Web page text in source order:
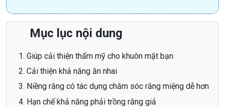
Mục lục nội dung
Giúp cải thiện thẩm mỹ cho khuôn mặt bạn
Cải thiện khả năng ăn nhai
Niềng răng có tác dụng chăm sóc răng miệng dễ hơn
Hạn chế khả năng phải trồng răng giả